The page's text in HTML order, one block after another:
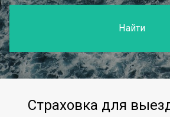
Найти
Страховка для